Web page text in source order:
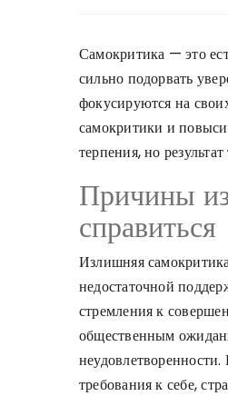
Самокритика — это
сильно подорвать
фокусируются на
самокритики и
терпения, но результат
Причины
справиться
Излишняя
недостаточной
стремления к
общественным
требования к себе,